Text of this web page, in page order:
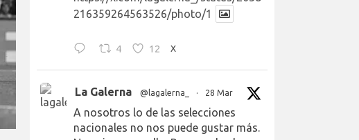
216359264563526/photo/1
4 12 X
La Galerna @lagalerna_ · 28 Mar
A nosotros lo de las selecciones
nacionales no nos puede gustar más.